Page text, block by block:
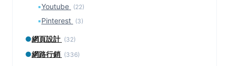
▪Youtube (22)
▪Pinterest (3)
●網頁設計 (32)
●網路行銷 (336)